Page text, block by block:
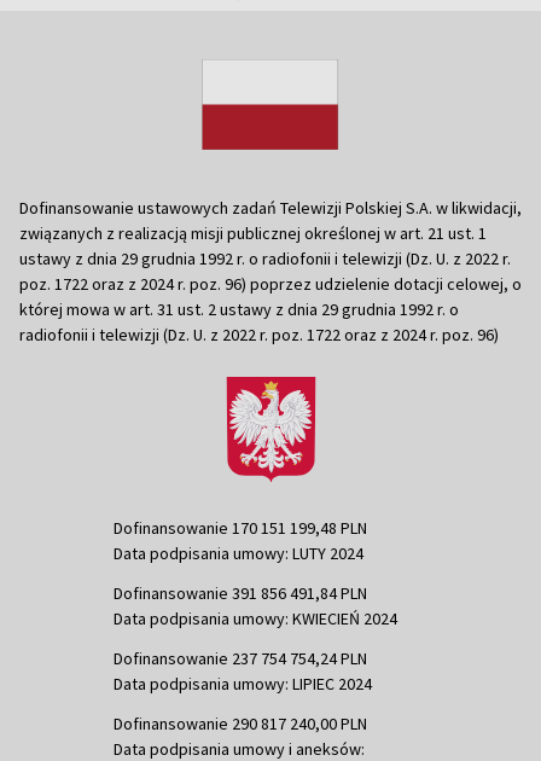
Dofinansowanie ustawowych zadań Telewizji Polskiej S.A. w likwidacji,
związanych z realizacją misji publicznej określonej w art. 21 ust. 1
ustawy z dnia 29 grudnia 1992 r. o radiofonii i telewizji (Dz. U. z 2022 r.
poz. 1722 oraz z 2024 r. poz. 96) poprzez udzielenie dotacji celowej, o
której mowa w art. 31 ust. 2 ustawy z dnia 29 grudnia 1992 r. o
radiofonii i telewizji (Dz. U. z 2022 r. poz. 1722 oraz z 2024 r. poz. 96)
Dofinansowanie 170 151 199,48 PLN
Data podpisania umowy: LUTY 2024
Dofinansowanie 391 856 491,84 PLN
Data podpisania umowy: KWIECIEŃ 2024
Dofinansowanie 237 754 754,24 PLN
Data podpisania umowy: LIPIEC 2024
Dofinansowanie 290 817 240,00 PLN
Data podpisania umowy i aneksów: